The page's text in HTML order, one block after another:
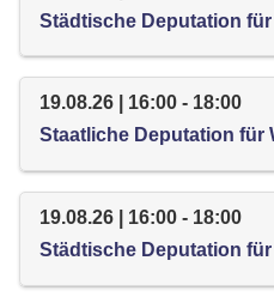
Städtische Deputation
19.08.26 | 16:00 - 18:00
Staatliche Deputation für
19.08.26 | 16:00 - 18:00
Städtische Deputation